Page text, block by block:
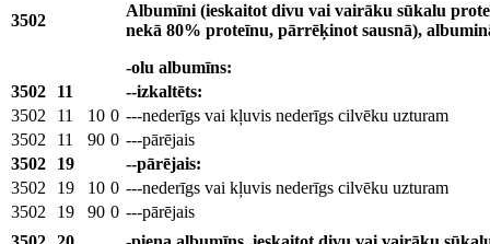
3502
Albumīni (ieskaitot divu vai vairāku sūkalu
nekā 80% proteīnu, pārrēķinot sausnā),
-olu albumīns:
3502
11
--izkaltēts:
3502
11 10 0 ---nederīgs vai kļuvis nederīgs cilvēku uzturam
3502
11 90 0 ---pārējais
3502
19
--pārējais:
3502
19 10 0 ---nederīgs vai kļuvis nederīgs cilvēku uzturam
3502
19 90 0 ---pārējais